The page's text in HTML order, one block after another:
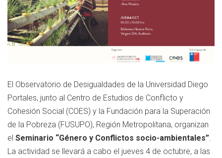
El Observatorio de Desigualdades de la Universidad Diego
Portales, junto al Centro de Estudios de Conflicto y
Cohesión Social (COES) y la Fundación para la Superación
de la Pobreza (FUSUPO), Región Metropolitana, organizan
el Seminario “Género y Conflictos socio-ambientales”
La actividad se llevará a cabo el jueves 4 de octubre, a las